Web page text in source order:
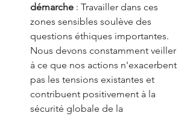
démarche : Travailler dans ces
zones sensibles soulève des
questions éthiques importantes.
Nous devons constamment veiller
à ce que nos actions n'exacerbent
pas les tensions existantes et
contribuent positivement à la
sécurité globale de la